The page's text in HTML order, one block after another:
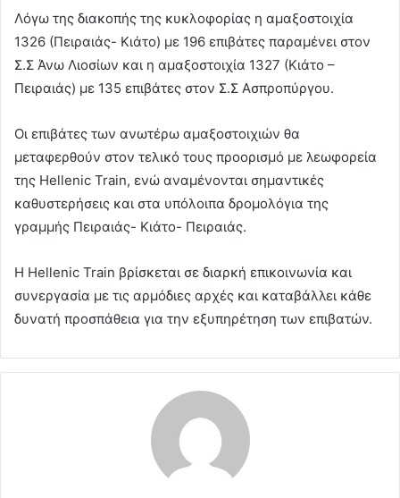
Λόγω της διακοπής της κυκλοφορίας η αμαξοστοιχία
1326 (Πειραιάς- Κιάτο) με 196 επιβάτες παραμένει στον
Σ.Σ Άνω Λιοσίων και η αμαξοστοιχία 1327 (Κιάτο –
Πειραιάς) με 135 επιβάτες στον Σ.Σ Ασπροπύργου.
Οι επιβάτες των ανωτέρω αμαξοστοιχιών θα
μεταφερθούν στον τελικό τους προορισμό με λεωφορεία
της Hellenic Train, ενώ αναμένονται σημαντικές
καθυστερήσεις και στα υπόλοιπα δρομολόγια της
γραμμής Πειραιάς- Κιάτο- Πειραιάς.
Η Hellenic Train βρίσκεται σε διαρκή επικοινωνία και
συνεργασία με τις αρμόδιες αρχές και καταβάλλει κάθε
δυνατή προσπάθεια για την εξυπηρέτηση των επιβατών.